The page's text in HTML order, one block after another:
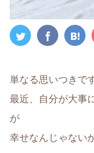
単なる思いつきで
最近、自分が大事
が
幸せなんじゃない